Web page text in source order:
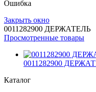
Ошибка
Закрыть окно
0011282900 ДЕРЖАТЕЛЬ
Просмотренные товары
0011282900
Каталог